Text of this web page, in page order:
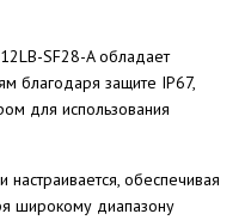
SF28-A обладает
благодаря защите IP67,
для использования
настраивается, обеспечивая
широкому диапазону